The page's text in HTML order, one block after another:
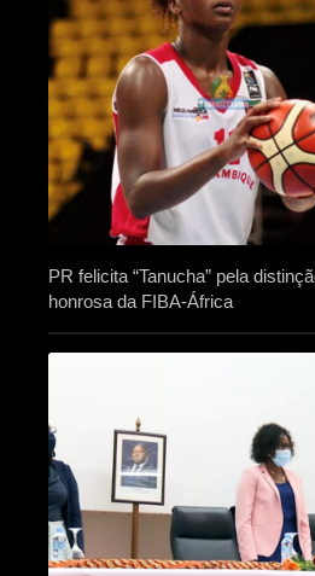
PR felicita “Tanucha” pela
honrosa da FIBA-África